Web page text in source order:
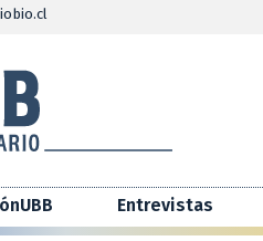
Entrevistas